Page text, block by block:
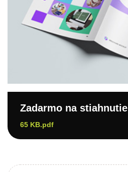
Zadarmo na stiahnutie
65 KB.pdf